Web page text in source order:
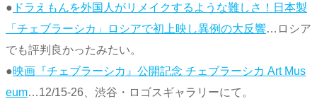
● ドラえもんを外国人がリメイクするような難しさ！日本製
「チェブラーシカ」ロシアで初上映し異例の大反響…ロシア
でも評判良かったみたい。
●映画『チェブラーシカ』公開記念 チェブラーシカ Art Mus
eum…12/15-26、渋谷・ロゴスギャラリーにて。